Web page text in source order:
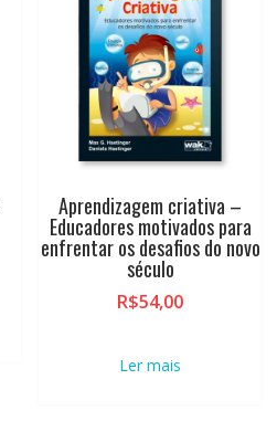
Aprendizagem criativa –
Educadores motivados para
enfrentar os desafios do novo
século
R$54,00
Ler mais